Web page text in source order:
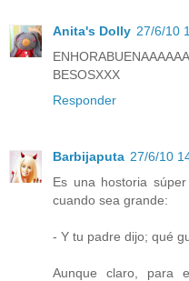
Anita's Dolly 27/6/10
BESOSXXX
Responder
Barbijaputa 27/6/10
Es una hostoria
cuando sea grande:
- Y tu padre dijo; qué
Aunque claro, para